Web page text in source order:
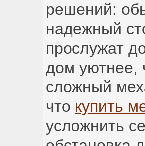
решений:
надежный
прослужат
дом уютнее,
сложный
что купить
усложнить